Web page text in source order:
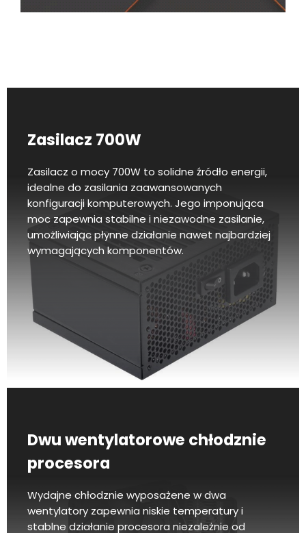
Zasilacz 700W
Zasilacz o mocy 700W to solidne źródło energii,
idealne do zasilania zaawansowanych
konfiguracji komputerowych. Jego imponująca
moc zapewnia stabilne i niezawodne zasilanie,
umożliwiając płynne działanie nawet najbardziej
wymagających komponentów.
Dwu wentylatorowe chłodznie
procesora
Wydajne chłodznie wyposażene w dwa
wentylatory zapewnia niskie temperatury i
stablne działanie procesora niezależnie od